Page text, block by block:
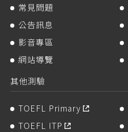
常見問題
公告訊息
影音專區
網站導覽
其他測驗
TOEFL Primary
TOEFL ITP